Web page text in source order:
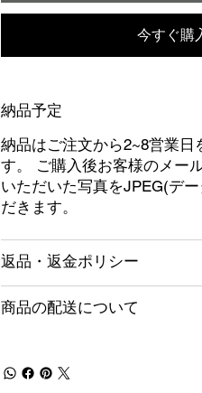
今すぐ購
納品予定
納品はご注文から2~8営業日
す。 ご購入後お客様のメー
いただいた写真をJPEG(デ
だきます。
返品・返金ポリシー
商品の配送について